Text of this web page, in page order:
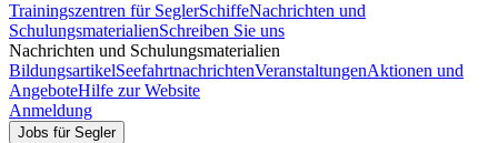
Trainingszentren für SeglerSchiffeNachrichten und
SchulungsmaterialienSchreiben Sie uns
Nachrichten und Schulungsmaterialien
BildungsartikelSeefahrtnachrichtenVeranstaltungenAktionen und
AngeboteHilfe zur Website
Anmeldung
Jobs für Segler